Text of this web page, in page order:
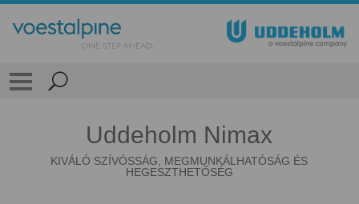
Uddeholm Nimax
KIVÁLÓ SZÍVÓSSÁG, MEGMUNKÁLHATÓSÁG ÉS
HEGESZTHETŐSÉG